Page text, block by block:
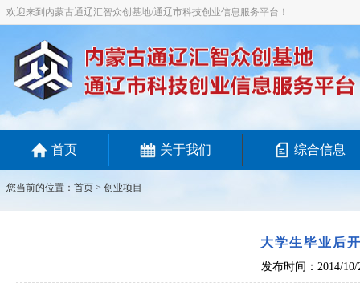
欢迎来到内蒙古通辽汇智众创基地/通辽市科技创业信息服务平台！
首页 关于我们 综合信息
您当前的位置： 首页 > 创业项目
大学生毕业后
发布时间：2014/